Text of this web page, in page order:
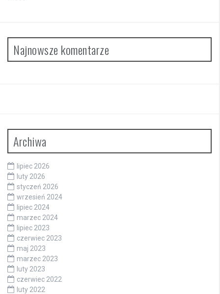
Najnowsze komentarze
Archiwa
lipiec 2026
luty 2026
styczeń 2026
wrzesień 2024
lipiec 2024
marzec 2024
lipiec 2023
czerwiec 2023
maj 2023
marzec 2023
luty 2023
czerwiec 2022
luty 2022